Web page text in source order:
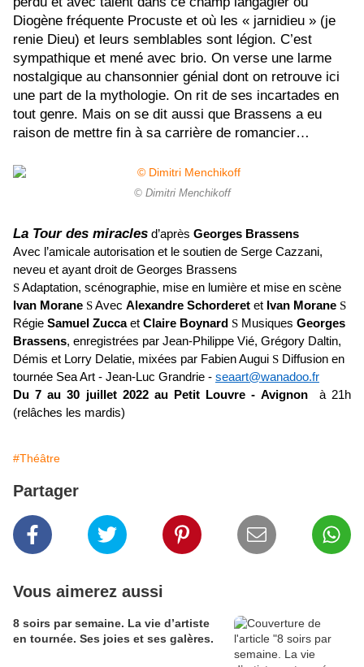
Diogène fréquente Procuste et où les « jarnidieu » (je
renie Dieu) et leurs semblables sont légion. C’est
sympathique et mené avec brio. On verse une larme
nostalgique au chansonnier génial dont on retrouve ici
une part de la mythologie. On rit de ses incartades en
tout genre. Mais on se dit aussi que Brassens a eu
raison de mettre fin à sa carrière de romancier…
© Dimitri Menchikoff
La Tour des miracles d’après Georges Brassens
Avec l’amicale autorisation et le soutien de Serge Cazzani,
neveu et ayant droit de Georges Brassens
SAdaptation, scénographie, mise en lumière et mise en scène
Ivan Morane SAvec Alexandre Schorderet et Ivan Morane S
Régie Samuel Zuccaet Claire Boynard S Musiques Georges
Brassens, enregistrées par Jean-Philippe Vié, Grégory Daltin,
Démis et Lorry Delatie, mixées par Fabien Augui S Diffusion en
tournée Sea Art - Jean-Luc Grandrie - seaart@wanadoo.fr
Du 7 au 30 juillet 2022 au Petit Louvre - Avignon à 21h
(relâches les mardis)
#Théâtre
Partager
Vous aimerez aussi
8 soirs par semaine. La vie d’artiste
en tournée. Ses joies et ses galères.